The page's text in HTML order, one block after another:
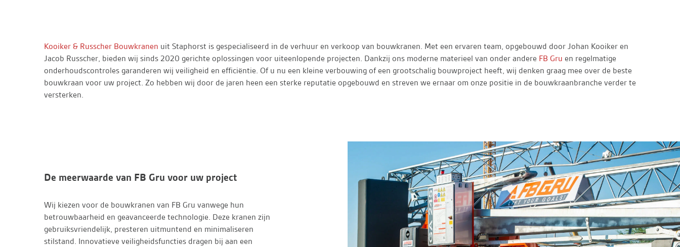
Kooiker & Russcher Bouwkranen uit Staphorst is gespecialiseerd in de verhuur en verkoop van bouwkranen. Met een ervaren team, opgebouwd door Johan Kooiker en
Jacob Russcher, bieden wij sinds 2020 gerichte oplossingen voor uiteenlopende projecten. Dankzij ons moderne materieel van onder andere FB Gru en regelmatige
onderhoudscontroles garanderen wij veiligheid en efficiëntie. Of u nu een kleine verbouwing of een grootschalig bouwproject heeft, wij denken graag mee over de beste
bouwkraan voor uw project. Zo hebben wij door de jaren heen een sterke reputatie opgebouwd en streven we ernaar om onze positie in de bouwkraanbranche verder te
versterken.
De meerwaarde van FB Gru voor uw project
Wij kiezen voor de bouwkranen van FB Gru vanwege hun
betrouwbaarheid en geavanceerde technologie. Deze kranen zijn
gebruiksvriendelijk, presteren uitmuntend en minimaliseren
stilstand. Innovatieve veiligheidsfuncties dragen bij aan een